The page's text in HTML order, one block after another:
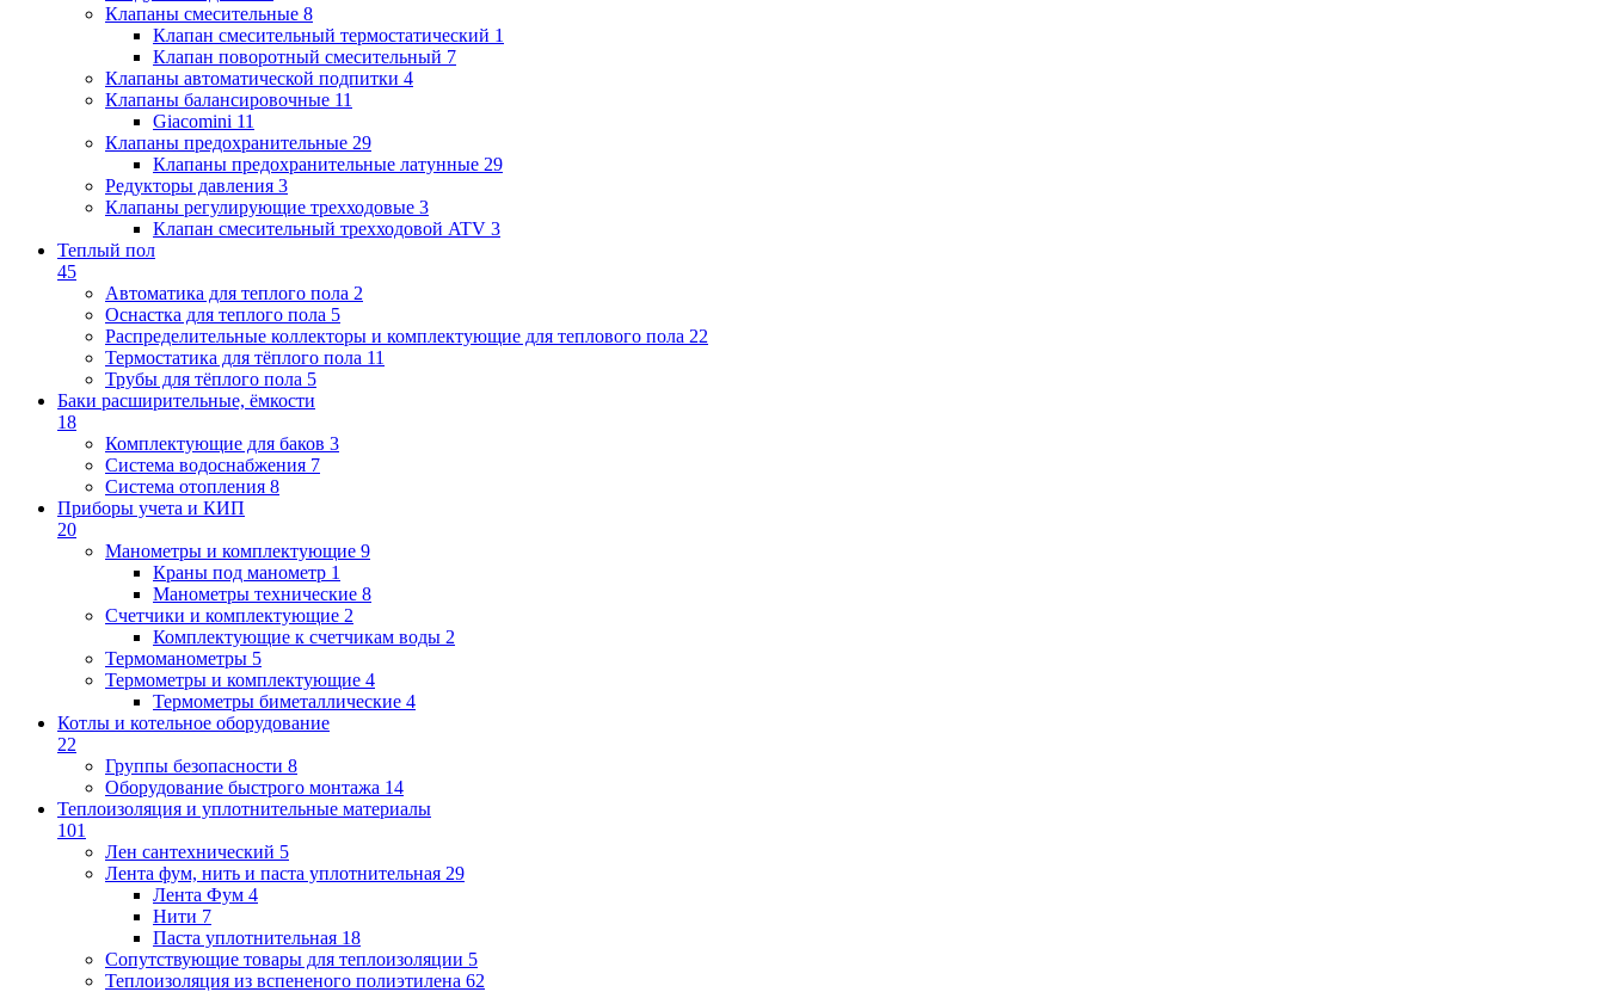
Клапаны cмесительные 8
Клапан cмесительный термостатический 1
Клапан поворотный cмесительный 7
Клапаны автоматической подпитки 4
Клапаны балансировочные 11
Giacomini 11
Клапаны предохранительные 29
Клапаны предохранительные латунные 29
Редукторы давления 3
Клапаны регулирующие трехходовые 3
Клапан смесительный трехходовой ATV 3
Теплый пол
45
Автоматика для теплого пола 2
Оснастка для теплого пола 5
Распределительные коллекторы и комплектующие для теплового пола 22
Термостатика для тёплого пола 11
Трубы для тёплого пола 5
Баки расширительные, ёмкости
18
Комплектующие для баков 3
Система водоснабжения 7
Система отопления 8
Приборы учета и КИП
20
Манометры и комплектующие 9
Краны под манометр 1
Манометры технические 8
Счетчики и комплектующие 2
Комплектующие к счетчикам воды 2
Термоманометры 5
Термометры и комплектующие 4
Термометры биметаллические 4
Котлы и котельное оборудование
22
Группы безопасности 8
Оборудование быстрого монтажа 14
Теплоизоляция и уплотнительные материалы
101
Лен сантехнический 5
Лента фум, нить и паста уплотнительная 29
Лента Фум 4
Нити 7
Паста уплотнительная 18
Сопутствующие товары для теплоизоляции 5
Теплоизоляция из вспененого полиэтилена 62